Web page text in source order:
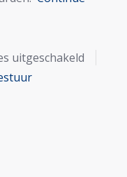
uitgeschakeld